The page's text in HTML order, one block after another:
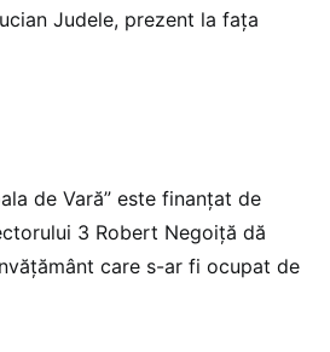
Judele, prezent la faţa
de Vară” este finanţat de
3 Robert Negoiţă dă
care s-ar fi ocupat de